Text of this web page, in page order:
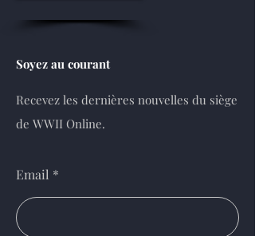
Soyez au courant
Recevez les dernières nouvelles du siège
de WWII Online.
Email